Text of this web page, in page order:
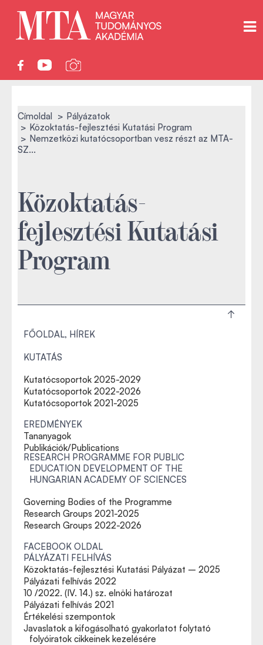
Címoldal
Pályázatok
Közoktatás-fejlesztési Kutatási Program
Nemzetközi kutatócsoportban vesz részt az MTA-
SZ...
Közoktatás-
fejlesztési Kutatási
Program
FŐOLDAL, HÍREK
KUTATÁS
Kutatócsoportok 2025-2029
Kutatócsoportok 2022-2026
Kutatócsoportok 2021-2025
EREDMÉNYEK
Tananyagok
Publikációk/Publications
RESEARCH PROGRAMME FOR PUBLIC
EDUCATION DEVELOPMENT OF THE
HUNGARIAN ACADEMY OF SCIENCES
Governing Bodies of the Programme
Research Groups 2021-2025
Research Groups 2022-2026
FACEBOOK OLDAL
PÁLYÁZATI FELHÍVÁS
Közoktatás-fejlesztési Kutatási Pályázat – 2025
Pályázati felhívás 2022
10 /2022. (IV. 14.) sz. elnöki határozat
Pályázati felhívás 2021
Értékelési szempontok
Javaslatok a kifogásolható gyakorlatot folytató
folyóiratok cikkeinek kezelésére